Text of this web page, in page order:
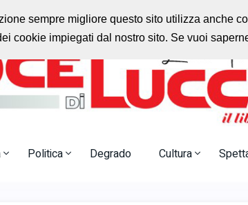
sempre migliore questo sito utilizza anche
cookie impiegati dal nostro sito. Se vuoi
Jazz Radio Montecarlo
Politica Degrado Cultura